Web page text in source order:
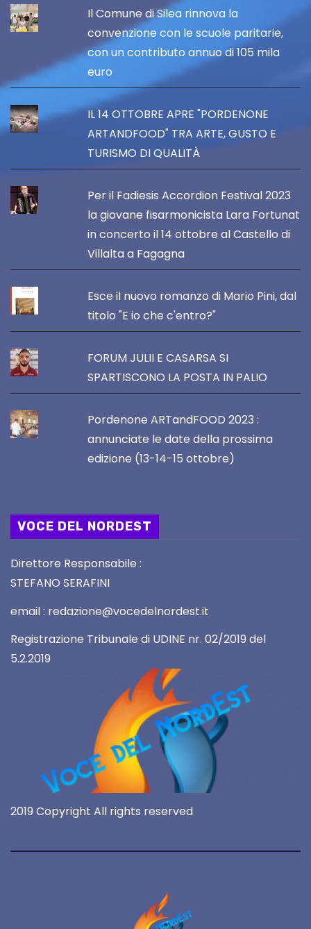
Il Comune di Silea rinnova la
convenzione con le scuole paritarie,
con un contributo annuo di 105 mila
euro
IL 14 OTTOBRE APRE "PORDENONE
ARTANDFOOD" TRA ARTE, GUSTO E
TURISMO DI QUALITÀ
Per il Fadiesis Accordion Festival 2023
la giovane fisarmonicista Lara Fortunat
in concerto il 14 ottobre al Castello di
Villalta a Fagagna
Esce il nuovo romanzo di Mario Pini, dal
titolo "E io che c'entro?"
FORUM JULII E CASARSA SI
SPARTISCONO LA POSTA IN PALIO
Pordenone ARTandFOOD 2023 :
annunciate le date della prossima
edizione (13-14-15 ottobre)
VOCE DEL NORDEST
Direttore Responsabile :
STEFANO SERAFINI
email : redazione@vocedelnordest.it
Registrazione Tribunale di UDINE nr. 02/2019 del
5.2.2019
2019 Copyright All rights reserved